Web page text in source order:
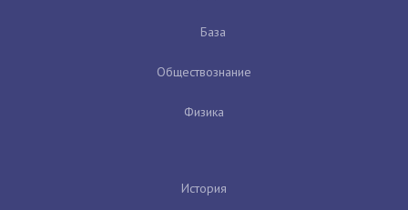
База
Обществознание
Физика
История